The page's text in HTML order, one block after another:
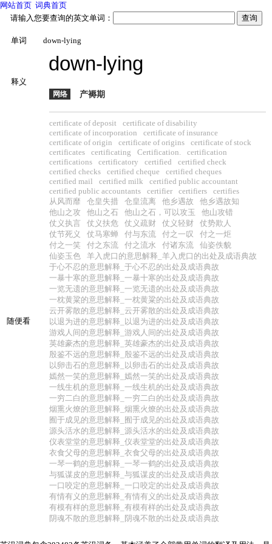
网站首页 词典首页
请输入您要查询的英文单词：
单词 down-lying
释义
down-lying
网络 产褥期
随便看
certificate of deposit
certificate of disability
certificate of incorporation
certificate of insurance
certificate of origin
certificate of origins
certificate of stock
certificates
certificating Certification.
certification
certifications
certificatory certified
certified check
certified checks
certified cheque
certified cheques
certified mail
certified milk
certified public accountant
certified public accountants
certifier certifiers
certifies
从风而靡
仓皇失措 仓皇流离 他乡遇故
他乡遇故知
他山之攻
他山之石 他山之石，可以攻玉
他山攻错
仗义执言
仗义扶危 仗义疏财 仗义轻财
仗势欺人
仗节死义
仗马寒蝉 付与东流 付之一叹
付之一炬
付之一笑
付之东流 付之流水 付诸东流
仙姿佚貌
仙姿玉色
羊入虎口的意思解释_羊入虎口的出处及成语典故
于心不忍的意思解释_于心不忍的出处及成语典故
一暴十寒的意思解释_一暴十寒的出处及成语典故
一览无遗的意思解释_一览无遗的出处及成语典故
一枕黄粱的意思解释_一枕黄粱的出处及成语典故
云开雾散的意思解释_云开雾散的出处及成语典故
以退为进的意思解释_以退为进的出处及成语典故
游戏人间的意思解释_游戏人间的出处及成语典故
英雄豪杰的意思解释_英雄豪杰的出处及成语典故
殷鉴不远的意思解释_殷鉴不远的出处及成语典故
以卵击石的意思解释_以卵击石的出处及成语典故
嫣然一笑的意思解释_嫣然一笑的出处及成语典故
一线生机的意思解释_一线生机的出处及成语典故
一穷二白的意思解释_一穷二白的出处及成语典故
烟熏火燎的意思解释_烟熏火燎的出处及成语典故
囿于成见的意思解释_囿于成见的出处及成语典故
源头活水的意思解释_源头活水的出处及成语典故
仪表堂堂的意思解释_仪表堂堂的出处及成语典故
衣食父母的意思解释_衣食父母的出处及成语典故
一琴一鹤的意思解释_一琴一鹤的出处及成语典故
与狐谋皮的意思解释_与狐谋皮的出处及成语典故
一口咬定的意思解释_一口咬定的出处及成语典故
有情有义的意思解释_有情有义的出处及成语典故
有模有样的意思解释_有模有样的出处及成语典故
阴魂不散的意思解释_阴魂不散的出处及成语典故